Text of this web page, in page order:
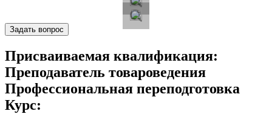
Задать вопрос
Присваиваемая квалификация:
Преподаватель товароведения
Профессиональная переподготовка
Курс: